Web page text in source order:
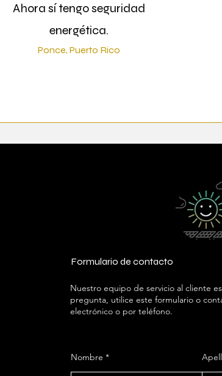
Ahora sí tengo seguridad
energética.
Ponce, Puerto Rico
Formulario de contacto
Nuestro equipo de servicio al cliente
pregunta, utilice este formulario o
electrónico o por teléfono.
Nombre